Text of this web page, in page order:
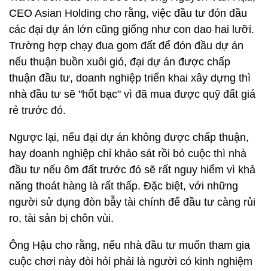
CEO Asian Holding cho rằng, việc đầu tư đón đầu
các đại dự án lớn cũng giống như con dao hai lưỡi.
Trường hợp chạy đua gom đất để đón đầu dự án
nếu thuận buồn xuôi gió, đại dự án được chấp
thuận đầu tư, doanh nghiệp triển khai xây dựng thì
nhà đầu tư sẽ "hốt bạc" vì đã mua được quỹ đất giá
rẻ trước đó.
Ngược lại, nếu đại dự án không được chấp thuận,
hay doanh nghiệp chỉ khảo sát rồi bỏ cuộc thì nhà
đầu tư nếu ôm đất trước đó sẽ rất nguy hiểm vì khả
năng thoát hàng là rất thấp. Đặc biệt, với những
người sử dụng đòn bẫy tài chính để đầu tư càng rủi
ro, tài sản bị chôn vùi.
Ông Hậu cho rằng, nếu nhà đầu tư muốn tham gia
cuộc chơi này đòi hỏi phải là người có kinh nghiệm